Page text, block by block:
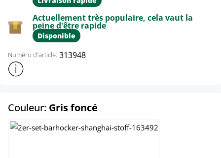
Actuellement très populaire, cela vaut la
peine d'être rapide
Disponible
Numéro d'article: 313948
Afficher plus d'informations sur le produit
Couleur: Gris foncé